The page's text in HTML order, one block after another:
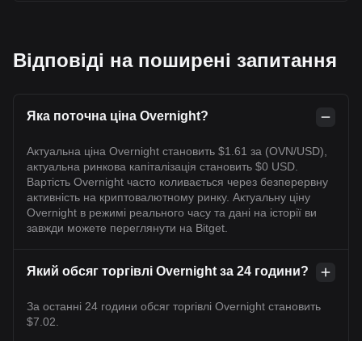
Відповіді на поширені запитання
Яка поточна ціна Overnight?
Актуальна ціна Overnight становить $1.61 за (OVN/USD),
актуальна ринкова капіталізація становить $0 USD.
Вартість Overnight часто коливається через безперервну
активність на криптовалютному ринку. Актуальну ціну
Overnight в режимі реального часу та дані на історії ви
завжди можете переглянути на Bitget.
Який обсяг торгівлі Overnight за 24 години?
За останні 24 години обсяг торгівлі Overnight становить
$7.02.